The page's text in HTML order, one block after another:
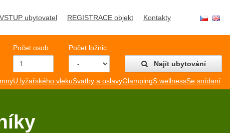
VSTUP ubytovatel REGISTRACE objekt Kontakty
Počet osob
Počet ložnic
Najít ubytování
U lyžařského vlekuSvatby a oslavyGlampingS wellnessSe snídaní